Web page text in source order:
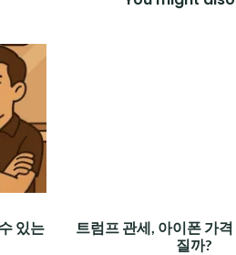
있는
트럼프 관세, 아이폰 가
질까?